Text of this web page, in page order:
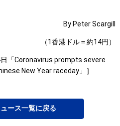
By Peter Scargill
（1香港ドル＝約14円）
「Coronavirus prompts severe
New Year raceday」］
ース一覧に戻る